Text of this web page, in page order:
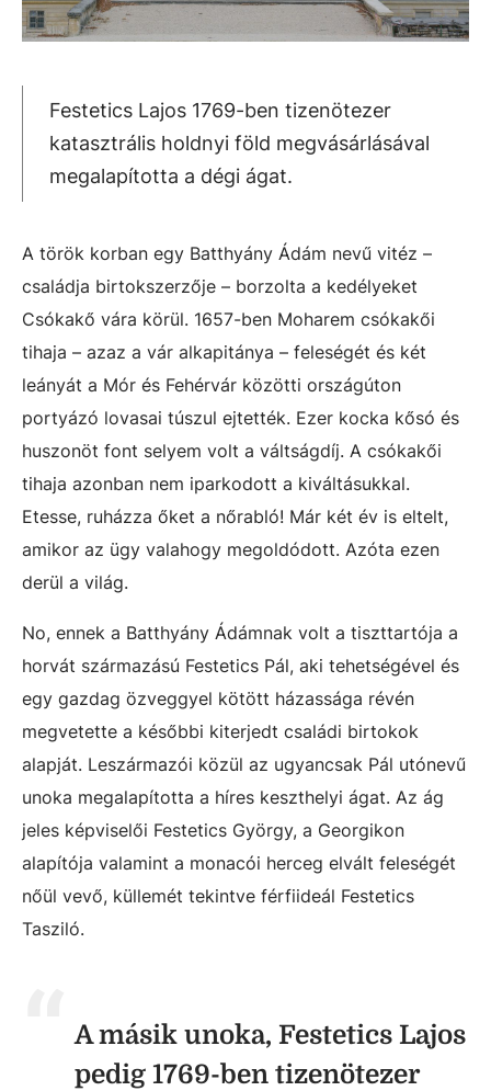
Festetics Lajos 1769-ben tizenötezer
katasztrális holdnyi föld megvásárlásával
megalapította a dégi ágat.
A török korban egy Batthyány Ádám nevű vitéz –
családja birtokszerzője – borzolta a kedélyeket
Csókakő vára körül. 1657-ben Moharem csókakői
tihaja – azaz a vár alkapitánya – feleségét és két
leányát a Mór és Fehérvár közötti országúton
portyázó lovasai túszul ejtették. Ezer kocka kősó és
huszonöt font selyem volt a váltságdíj. A csókakői
tihaja azonban nem iparkodott a kiváltásukkal.
Etesse, ruházza őket a nőrabló! Már két év is eltelt,
amikor az ügy valahogy megoldódott. Azóta ezen
derül a világ.
No, ennek a Batthyány Ádámnak volt a tiszttartója a
horvát származású Festetics Pál, aki tehetségével és
egy gazdag özveggyel kötött házassága révén
megvetette a későbbi kiterjedt családi birtokok
alapját. Leszármazói közül az ugyancsak Pál utónevű
unoka megalapította a híres keszthelyi ágat. Az ág
jeles képviselői Festetics György, a Georgikon
alapítója valamint a monacói herceg elvált feleségét
nőül vevő, küllemét tekintve férfiideál Festetics
Tasziló.
A másik unoka, Festetics Lajos
pedig 1769-ben tizenötezer